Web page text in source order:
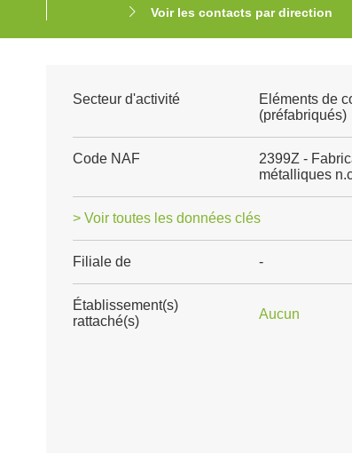
Voir les contacts par direction
Secteur d'activité
Eléments de
(préfabriqués)
Code NAF
2399Z -
métalliques
> Voir toutes les données clés
Filiale de -
Établissement(s)
rattaché(s)
Aucun